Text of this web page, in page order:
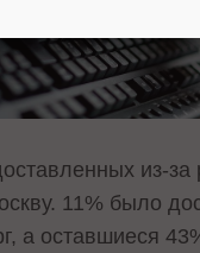
из-за
11% было
а оставшиеся